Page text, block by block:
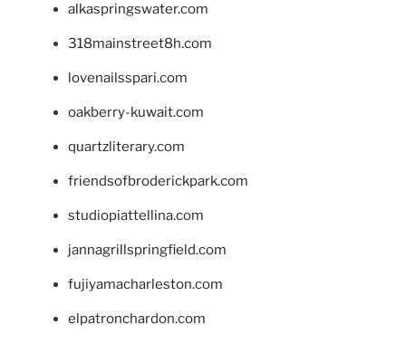
alkaspringswater.com
318mainstreet8h.com
lovenailsspari.com
oakberry-kuwait.com
quartzliterary.com
friendsofbroderickpark.com
studiopiattellina.com
jannagrillspringfield.com
fujiyamacharleston.com
elpatronchardon.com